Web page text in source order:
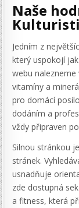
Naše
Jedním z
který uspokojí
webu
vitamíny a
pro domácí
dodáním a
vždy připraven
Silnou stránkou
stránek.
usnadňuje
zde dostupná
a fitness, která